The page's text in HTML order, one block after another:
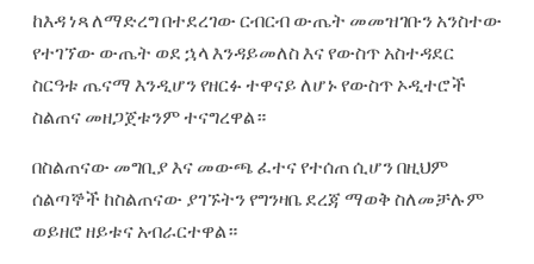
ከእዳ ነጻ ለማድረግ በተደረገው ርብርብ ውጤት መመዝገቡን አንስተው
የተገኘው ውጤት ወደ ኋላ እንዳይመለስ እና የውስጥ አስተዳደር
ስርዓቱ ጤናማ እንዲሆን የዘርፉ ተዋናይ ለሆኑ የውስጥ ኦዲተሮች
ስልጠና መዘጋጀቱንም ተናግረዋል።
በስልጠናው መግቢያ እና መውጫ ፈተና የተሰጠ ሲሆን በዚህም
ሰልጣኞች ከስልጠናው ያገኙትን የግንዛቤ ደረጃ ማወቅ ስለመቻሉም
ወይዘሮ ዘይቱና አብራርተዋል።